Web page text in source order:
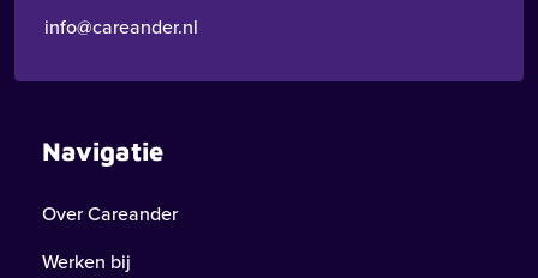
info@careander.nl
Navigatie
Over Careander
Werken bij